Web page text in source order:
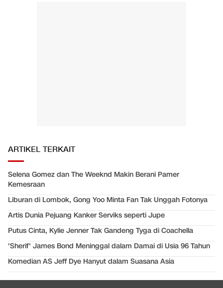
ARTIKEL TERKAIT
Selena Gomez dan The Weeknd Makin Berani Pamer
Kemesraan
Liburan di Lombok, Gong Yoo Minta Fan Tak Unggah Fotonya
Artis Dunia Pejuang Kanker Serviks seperti Jupe
Putus Cinta, Kylie Jenner Tak Gandeng Tyga di Coachella
'Sherif' James Bond Meninggal dalam Damai di Usia 96 Tahun
Komedian AS Jeff Dye Hanyut dalam Suasana Asia